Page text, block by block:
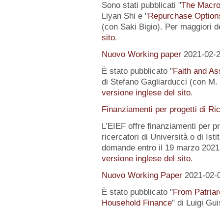
Sono stati pubblicati "The
Liyan Shi e "Repurchase
(con Saki Bigio). Per maggiori
sito.
Nuovo Working paper 2021-02-
È stato pubblicato "Faith and
di Stefano Gagliarducci (con
versione inglese del sito.
Finanziamenti per progetti di
L’EIEF offre finanziamenti per
ricercatori di Università o di
domande entro il 19 marzo
versione inglese del sito.
Nuovo Working Paper 2021-02-
È stato pubblicato "From
Household Finance" di Luigi